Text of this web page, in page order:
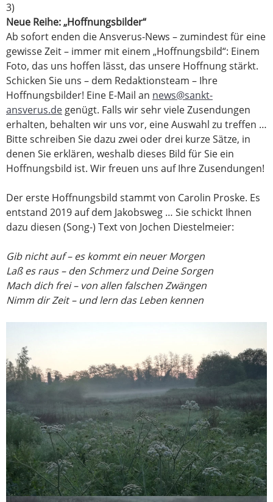
3)
Neue Reihe: „Hoffnungsbilder“
Ab sofort enden die Ansverus-News – zumindest für eine
gewisse Zeit – immer mit einem „Hoffnungsbild“: Einem
Foto, das uns hoffen lässt, das unsere Hoffnung stärkt.
Schicken Sie uns – dem Redaktionsteam – Ihre
Hoffnungsbilder! Eine E-Mail an news@sankt-
ansverus.de genügt. Falls wir sehr viele Zusendungen
erhalten, behalten wir uns vor, eine Auswahl zu treffen …
Bitte schreiben Sie dazu zwei oder drei kurze Sätze, in
denen Sie erklären, weshalb dieses Bild für Sie ein
Hoffnungsbild ist. Wir freuen uns auf Ihre Zusendungen!
Der erste Hoffnungsbild stammt von Carolin Proske. Es
entstand 2019 auf dem Jakobsweg … Sie schickt Ihnen
dazu diesen (Song-) Text von Jochen Diestelmeier:
Gib nicht auf – es kommt ein neuer Morgen
Laß es raus – den Schmerz und Deine Sorgen
Mach dich frei – von allen falschen Zwängen
Nimm dir Zeit – und lern das Leben kennen